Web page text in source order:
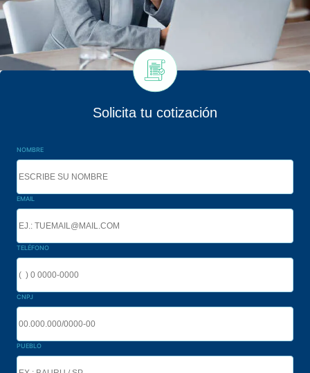
Solicita tu cotización
NOMBRE
EMAIL
TELÉFONO
CNPJ
PUEBLO